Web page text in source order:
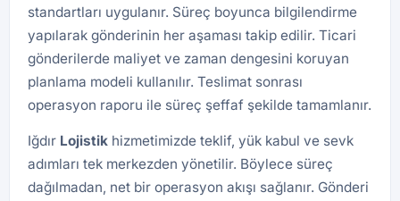
standartları uygulanır. Süreç boyunca bilgilendirme
yapılarak gönderinin her aşaması takip edilir. Ticari
gönderilerde maliyet ve zaman dengesini koruyan
planlama modeli kullanılır. Teslimat sonrası
operasyon raporu ile süreç şeffaf şekilde tamamlanır.
Iğdır Lojistik hizmetimizde teklif, yük kabul ve sevk
adımları tek merkezden yönetilir. Böylece süreç
dağılmadan, net bir operasyon akışı sağlanır. Gönderi